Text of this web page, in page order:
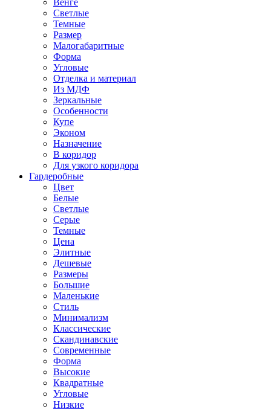
Венге
Светлые
Темные
Размер
Малогабаритные
Форма
Угловые
Отделка и материал
Из МДФ
Зеркальные
Особенности
Купе
Эконом
Назначение
В коридор
Для узкого коридора
Гардеробные
Цвет
Белые
Светлые
Серые
Темные
Цена
Элитные
Дешевые
Размеры
Большие
Маленькие
Стиль
Минимализм
Классические
Скандинавские
Современные
Форма
Высокие
Квадратные
Угловые
Низкие